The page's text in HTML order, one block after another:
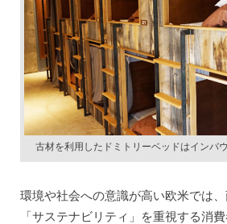
古材を利用したドミトリーベッドはインバ
環境や社会への意識が高い欧米では
「サステナビリティ」を重視する消